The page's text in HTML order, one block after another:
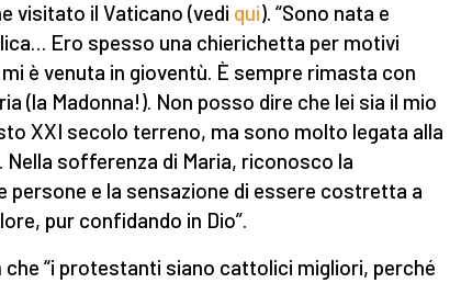
visitato il Vaticano (vedi qui). “Sono nata e
Ero spesso una chierichetta per motivi
è venuta in gioventù. È sempre rimasta con
(la Madonna!). Non posso dire che lei sia il mio
XXI secolo terreno, ma sono molto legata alla
sofferenza di Maria, riconosco la
persone e la sensazione di essere costretta a
pur confidando in Dio”.
che “i protestanti siano cattolici migliori, perché